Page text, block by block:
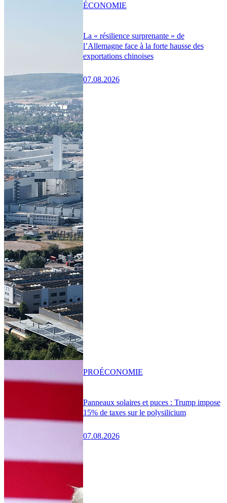
La « résilience surprenante » de
l’Allemagne face à la forte hausse des
exportations chinoises
07.08.2026
ÉCONOMIE
Panneaux solaires et puces : Trump impose
15% de taxes sur le polysilicium
07.08.2026
PROÉCONOMIE